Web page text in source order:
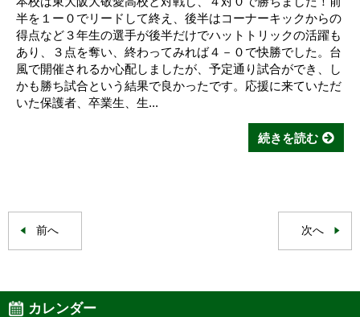
半を１ー０でリードして終え、後半はコーナーキックからの
得点など３年生の選手が後半だけでハットトリックの活躍も
あり、３点を奪い、終わってみれば４－０で快勝でした。台
風で開催されるか心配しましたが、予定通り試合ができ、し
かも勝ち試合という結果で良かったです。応援に来ていただ
いた保護者、卒業生、生...
続きを読む
前へ 次へ
カレンダー